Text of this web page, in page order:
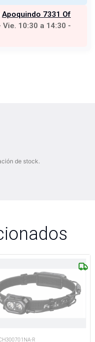
Apoquindo 7331 Of
Vie. 10:30 a 14:30 -
de stock.
R